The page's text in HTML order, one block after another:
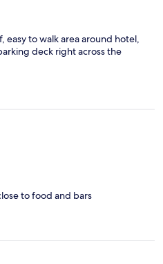
easy to walk area around hotel,
deck right across the
to food and bars